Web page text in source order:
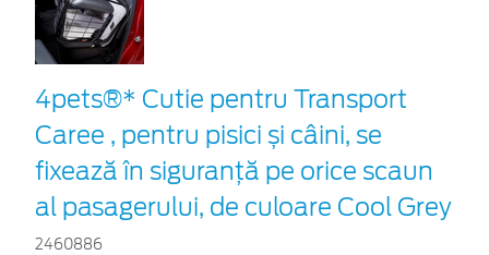
4pets®* Cutie pentru Transport
Caree , pentru pisici și câini, se
fixează în siguranță pe orice scaun
al pasagerului, de culoare Cool Grey
2460886